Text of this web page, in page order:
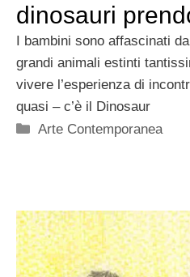
dinosauri
I bambini sono affascinati
grandi animali estinti
vivere l’esperienza di
quasi – c’è il Dinosaur
Categorie
Arte Contemporanea